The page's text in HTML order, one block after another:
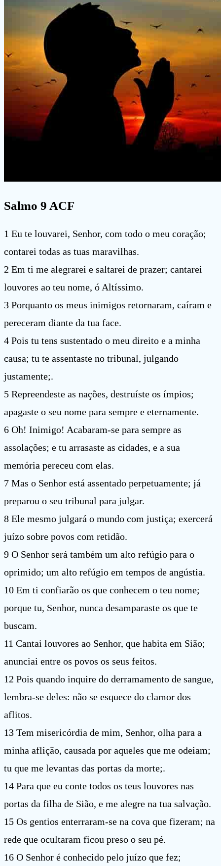
Salmo 9 ACF
1 Eu te louvarei, Senhor, com todo o meu coração;
contarei todas as tuas maravilhas.
2 Em ti me alegrarei e saltarei de prazer; cantarei
louvores ao teu nome, ó Altíssimo.
3 Porquanto os meus inimigos retornaram, caíram e
pereceram diante da tua face.
4 Pois tu tens sustentado o meu direito e a minha
causa; tu te assentaste no tribunal, julgando
justamente;.
5 Repreendeste as nações, destruíste os ímpios;
apagaste o seu nome para sempre e eternamente.
6 Oh! Inimigo! Acabaram-se para sempre as
assolações; e tu arrasaste as cidades, e a sua
memória pereceu com elas.
7 Mas o Senhor está assentado perpetuamente; já
preparou o seu tribunal para julgar.
8 Ele mesmo julgará o mundo com justiça; exercerá
juízo sobre povos com retidão.
9 O Senhor será também um alto refúgio para o
oprimido; um alto refúgio em tempos de angústia.
10 Em ti confiarão os que conhecem o teu nome;
porque tu, Senhor, nunca desamparaste os que te
buscam.
11 Cantai louvores ao Senhor, que habita em Sião;
anunciai entre os povos os seus feitos.
12 Pois quando inquire do derramamento de sangue,
lembra-se deles: não se esquece do clamor dos
aflitos.
13 Tem misericórdia de mim, Senhor, olha para a
minha aflição, causada por aqueles que me odeiam;
tu que me levantas das portas da morte;.
14 Para que eu conte todos os teus louvores nas
portas da filha de Sião, e me alegre na tua salvação.
15 Os gentios enterraram-se na cova que fizeram; na
rede que ocultaram ficou preso o seu pé.
16 O Senhor é conhecido pelo juízo que fez;